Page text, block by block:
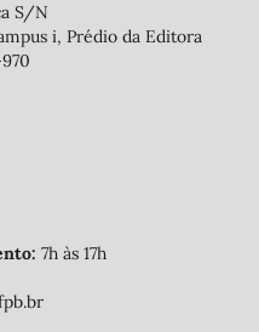
S/N
i, Prédio da Editora
7h às 17h